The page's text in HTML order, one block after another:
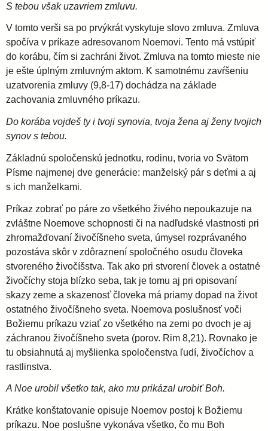
S tebou však uzavriem zmluvu.
V tomto verši sa po prvýkrát vyskytuje slovo zmluva. Zmluva
spočíva v príkaze adresovanom Noemovi. Tento má vstúpiť
do korábu, čím si zachráni život. Zmluva na tomto mieste nie
je ešte úplným zmluvným aktom. K samotnému zavŕšeniu
uzatvorenia zmluvy (9,8-17) dochádza na základe
zachovania zmluvného príkazu.
Do korába vojdeš ty i tvoji synovia, tvoja žena aj ženy tvojich
synov s tebou.
Základnú spoločenskú jednotku, rodinu, tvoria vo Svätom
Písme najmenej dve generácie: manželský pár s deťmi a aj
s ich manželkami.
Príkaz zobrať po páre zo všetkého živého nepoukazuje na
zvláštne Noemove schopnosti či na nadľudské vlastnosti pri
zhromažďovaní živočíšneho sveta, úmysel rozprávaného
pozostáva skôr v zdôraznení spoločného osudu človeka
stvoreného živočíšstva. Tak ako pri stvorení človek a ostatné
živočíchy stoja blízko seba, tak je tomu aj pri opisovaní
skazy zeme a skazenosť človeka má priamy dopad na život
ostatného živočíšneho sveta. Noemova poslušnosť voči
Božiemu príkazu vziať zo všetkého na zemi po dvoch je aj
záchranou živočíšneho sveta (porov. Rim 8,21). Rovnako je
tu obsiahnutá aj myšlienka spoločenstva ľudí, živočíchov a
rastlinstva.
A Noe urobil všetko tak, ako mu prikázal urobiť Boh.
Krátke konštatovanie opisuje Noemov postoj k Božiemu
príkazu. Noe poslušne vykonáva všetko, čo mu Boh